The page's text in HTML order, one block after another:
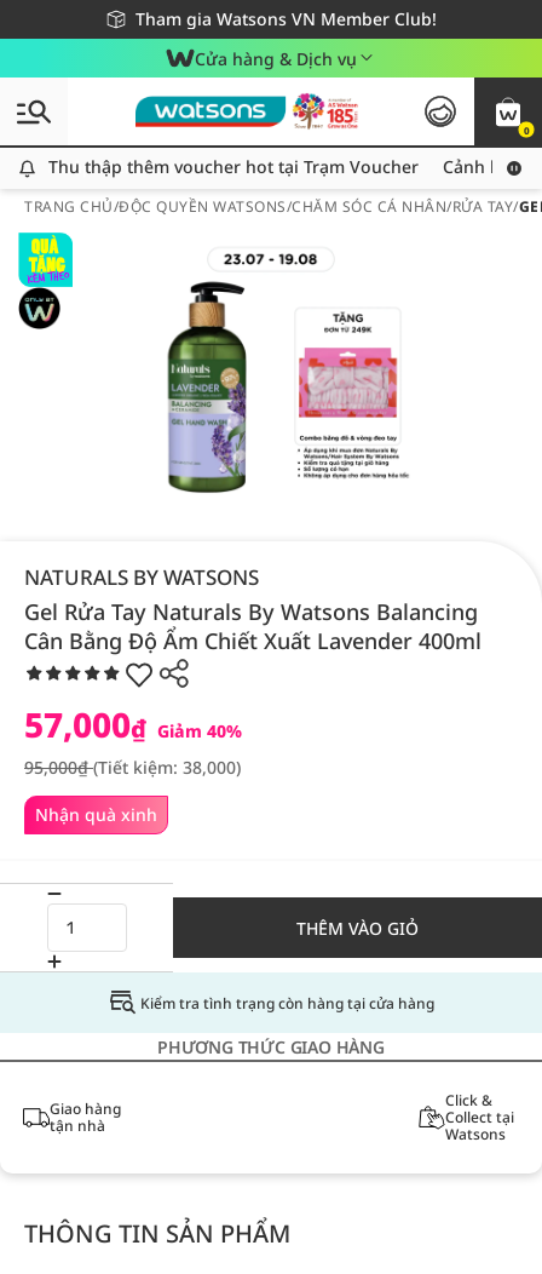
Tham gia Watsons VN Member Club!
Miễn phí giao hàng cho đơn hàng từ 249,000Đ
Giao hàng nhanh 24h - Áp dụng khu vực TP. Hồ Chí Minh
Cửa hàng & Dịch vụ
0
Thu thập thêm voucher hot tại Trạm Voucher
Thu thập thêm voucher hot tại Trạm Voucher Cảnh báo
TRANG CHỦ/ĐỘC QUYỀN WATSONS/CHĂM SÓC CÁ NHÂN/RỬA TAY/
NATURALS BY WATSONS
Gel Rửa Tay Naturals By Watsons Balancing
Cân Bằng Độ Ẩm Chiết Xuất Lavender 400ml
Nhận quà xinh
57,000₫ Giảm 40%
95,000₫(Tiết kiệm: 38,000)
THÊM VÀO GIỎ
Kiểm tra tình trạng còn hàng tại cửa hàng
PHƯƠNG THỨC GIAO HÀNG
Giao hàng
tận nhà
Click &
Collect tại
Watsons
THÔNG TIN SẢN PHẨM